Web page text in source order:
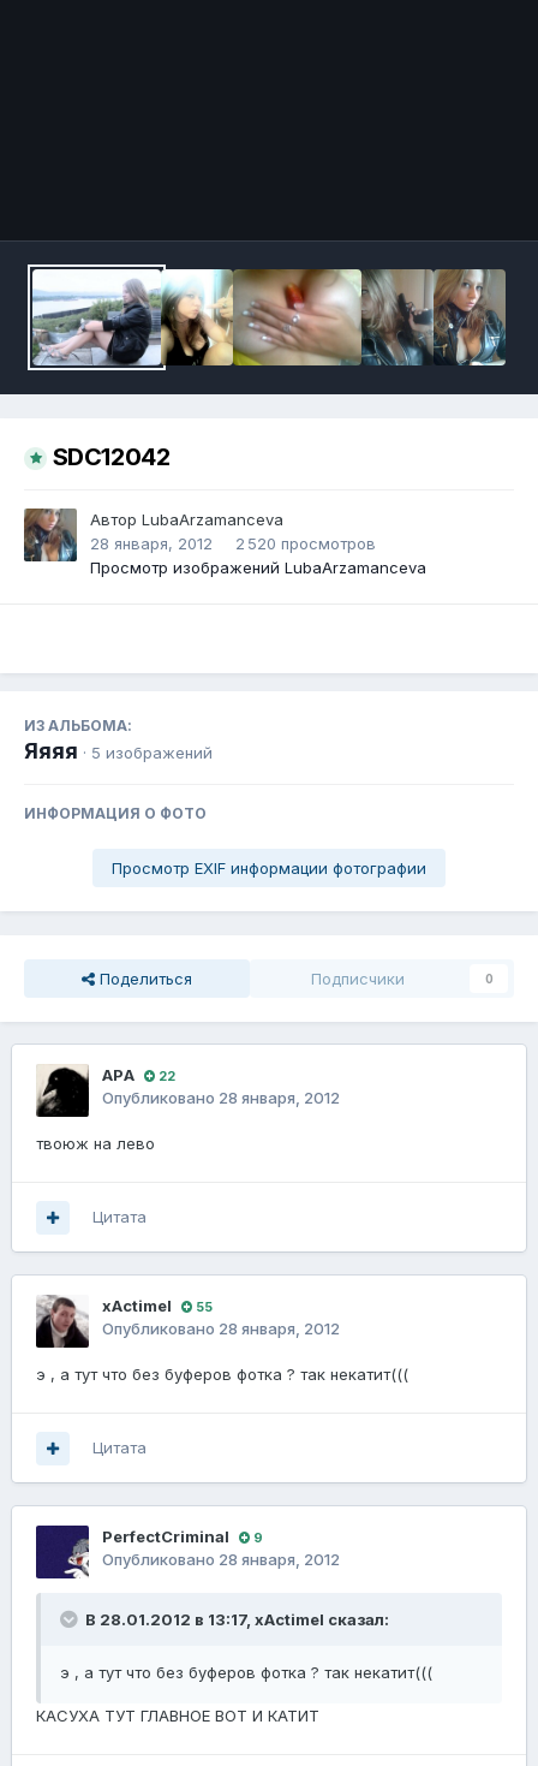
SDC12042
Автор LubaArzamanceva
28 января, 2012
2 520 просмотров
Просмотр изображений LubaArzamanceva
ИЗ АЛЬБОМА:
Яяяя · 5 изображений
ИНФОРМАЦИЯ О ФОТО
Просмотр EXIF информации фотографии
Поделиться Подписчики 0
АРA 22
Опубликовано 28 января, 2012
твоюж на лево
Цитата
xActimel 55
Опубликовано 28 января, 2012
э , а тут что без буферов фотка ? так некатит(((
Цитата
PerfectCriminal 9
Опубликовано 28 января, 2012
В 28.01.2012 в 13:17, xActimel сказал:
э , а тут что без буферов фотка ? так некатит(((
КАСУХА ТУТ ГЛАВНОЕ ВОТ И КАТИТ